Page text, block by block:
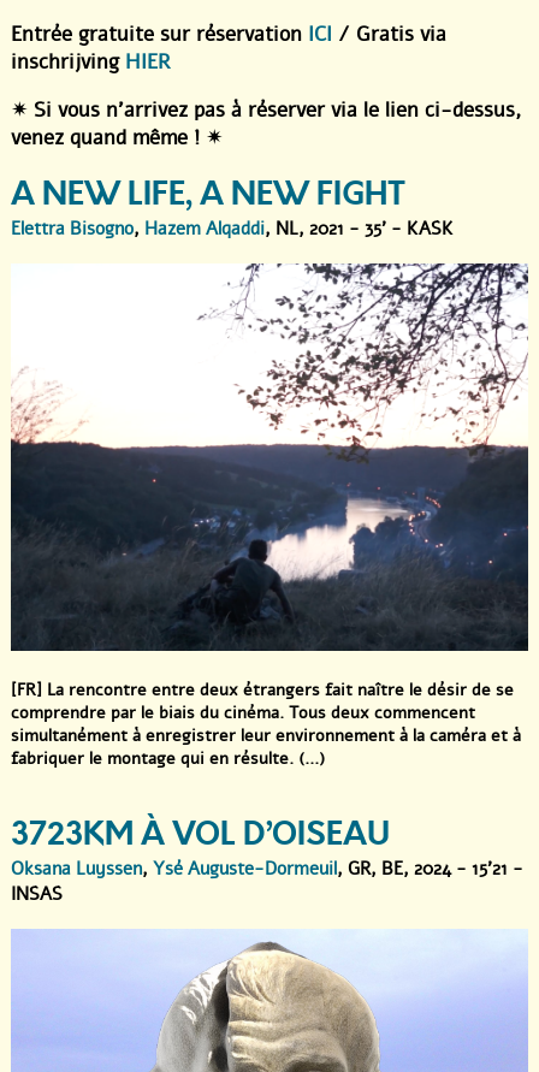
Entrée gratuite sur réservation ICI / Gratis via
inschrijving HIER
✴︎ Si vous n’arrivez pas à réserver via le lien ci-dessus,
venez quand même ! ✴︎
A NEW LIFE, A NEW FIGHT
Elettra Bisogno, Hazem Alqaddi, NL, 2021 - 35' - KASK
[FR] La rencontre entre deux étrangers fait naître le désir de se
comprendre par le biais du cinéma. Tous deux commencent
simultanément à enregistrer leur environnement à la caméra et à
fabriquer le montage qui en résulte. (...)
3723KM À VOL D’OISEAU
Oksana Luyssen, Ysé Auguste-Dormeuil, GR, BE, 2024 - 15'21 -
INSAS